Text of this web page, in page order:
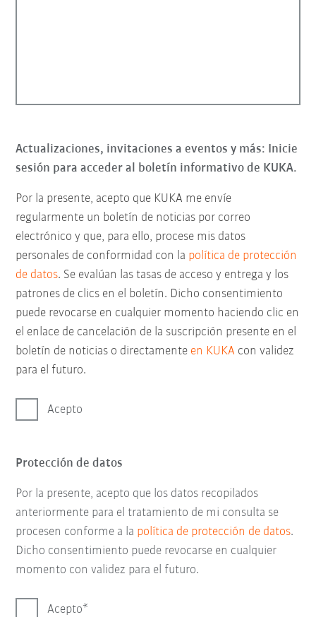
Actualizaciones, invitaciones a eventos y más: Inicie
sesión para acceder al boletín informativo de KUKA.
Por la presente, acepto que KUKA me envíe
regularmente un boletín de noticias por correo
electrónico y que, para ello, procese mis datos
personales de conformidad con la política de protección
de datos. Se evalúan las tasas de acceso y entrega y los
patrones de clics en el boletín. Dicho consentimiento
puede revocarse en cualquier momento haciendo clic en
el enlace de cancelación de la suscripción presente en el
boletín de noticias o directamente en KUKA con validez
para el futuro.
Acepto
Protección de datos
Por la presente, acepto que los datos recopilados
anteriormente para el tratamiento de mi consulta se
procesen conforme a la política de protección de datos.
Dicho consentimiento puede revocarse en cualquier
momento con validez para el futuro.
Acepto